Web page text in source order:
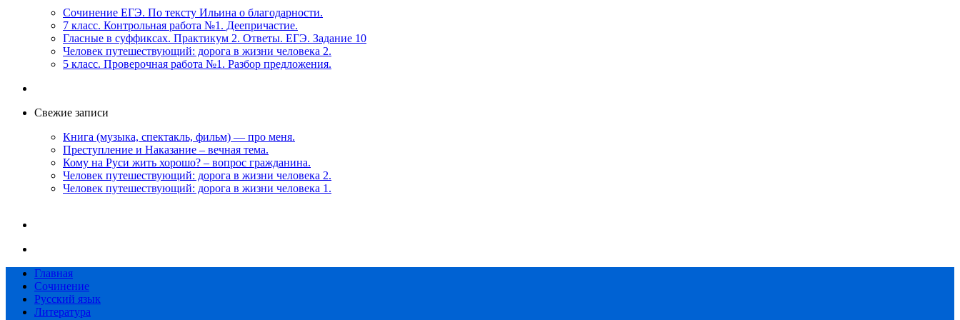
Сочинение ЕГЭ. По тексту Ильина о благодарности.
7 класс. Контрольная работа №1. Деепричастие.
Гласные в суффиксах. Практикум 2. Ответы. ЕГЭ. Задание 10
Человек путешествующий: дорога в жизни человека 2.
5 класс. Проверочная работа №1. Разбор предложения.
Свежие записи
Книга (музыка, спектакль, фильм) — про меня.
Преступление и Наказание – вечная тема.
Кому на Руси жить хорошо? – вопрос гражданина.
Человек путешествующий: дорога в жизни человека 2.
Человек путешествующий: дорога в жизни человека 1.
Главная
Сочинение
Русский язык
Литература